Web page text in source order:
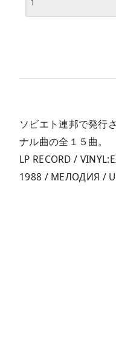
ソビエト連邦で発行
ナル曲の全１５曲。
LP RECORD /
1988 / МЕЛОДИЯ /